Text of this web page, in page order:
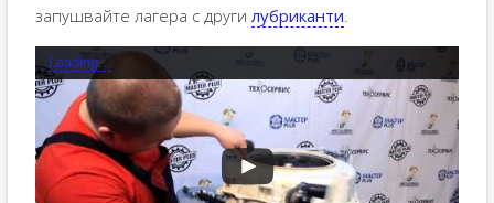
запушвайте лагера с други лубриканти
Loading...